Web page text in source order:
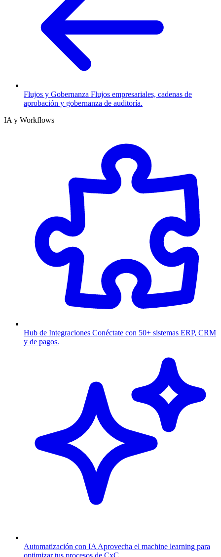
Flujos y Gobernanza Flujos empresariales, cadenas de
aprobación y gobernanza de auditoría.
IA y Workflows
Hub de Integraciones Conéctate con 50+ sistemas ERP, CRM
y de pagos.
Automatización con IA Aprovecha el machine learning para
optimizar tus procesos de CxC.